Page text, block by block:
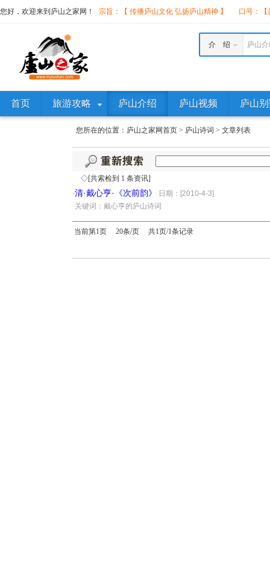
您好，欢迎来到庐山之家网！ 宗旨：【 传播庐山文化 弘扬庐山精神 】 口号：
庐山
介 绍
首页 旅游攻略 庐山介绍 庐山视频 庐山
您所在的位置： 庐山之家网首页 > 庐山诗词 > 文章列表
◇[共索检到 1 条资讯]
·清·戴心亨·《次前韵》
日期：[2010-4-3]
关键词：戴心亨的庐山诗词
当前第1页 20条/页 共1页/1条记录